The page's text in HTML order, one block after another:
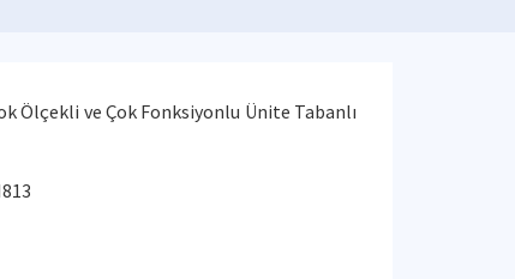
Ölçekli ve Çok Fonksiyonlu Ünite Tabanlı